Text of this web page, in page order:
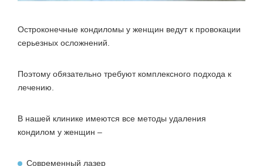
Остроконечные кондиломы у женщин ведут к провокации
серьезных осложнений.
Поэтому обязательно требуют комплексного подхода к
лечению.
В нашей клинике имеются все методы удаления
кондилом у женщин –
Современный лазер